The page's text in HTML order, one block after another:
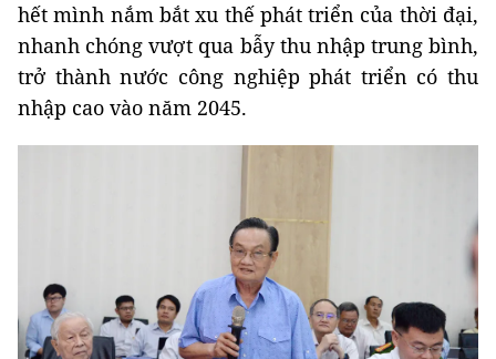
hết mình nắm bắt xu thế phát triển của thời đại,
nhanh chóng vượt qua bẫy thu nhập trung bình,
trở thành nước công nghiệp phát triển có thu
nhập cao vào năm 2045.